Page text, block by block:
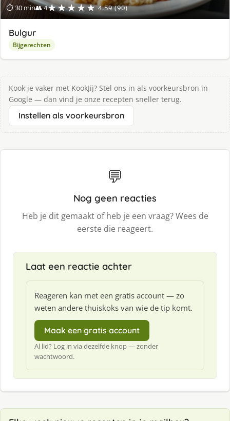
⏱ 30 min👥 4★★★★★ 4.59 (90)
Bulgur
Bijgerechten
Kook je vaker met KookJij? Stel ons in als voorkeursbron in
Google — dan vind je onze recepten sneller terug.
Instellen als voorkeursbron
💬
Nog geen reacties
Heb je dit gemaakt of heb je een vraag? Wees de
eerste die reageert.
Laat een reactie achter
Reageren kan met een gratis account — zo
weten andere thuiskoks van wie de tip komt.
Maak een gratis account
Al lid? Log in via dezelfde knop — zonder
wachtwoord.